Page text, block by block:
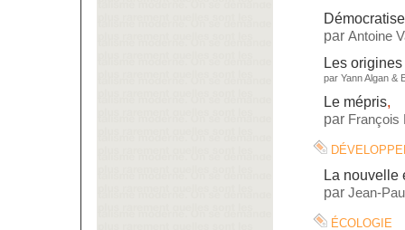
par Antoine
Les
par Yann Algan &
Le mépris,
par François
La nouvelle
par Jean-
écologie